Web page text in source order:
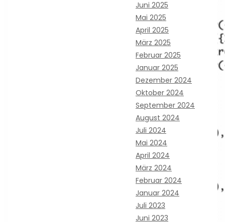
Juni 2025
Mai 2025
April 2025
März 2025
Februar 2025
Januar 2025
Dezember 2024
Oktober 2024
September 2024
August 2024
Juli 2024
Mai 2024
April 2024
März 2024
Februar 2024
Januar 2024
Juli 2023
Juni 2023